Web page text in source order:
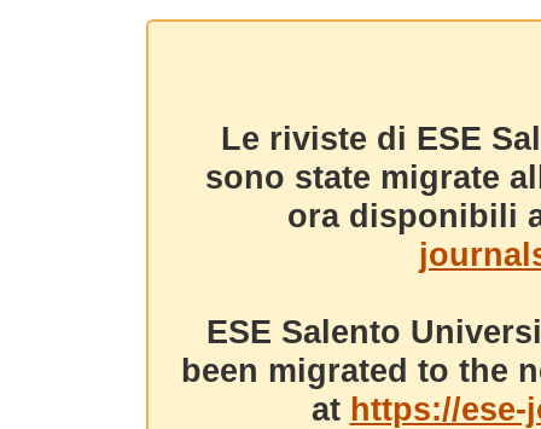
Le riviste di ESE
sono state migrate
ora disponibili
ESE Salento
been migrated to the
at https://